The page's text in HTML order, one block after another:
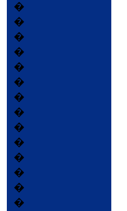
�
�
�
�
�
�
�
�
�
�
�
�
�
�